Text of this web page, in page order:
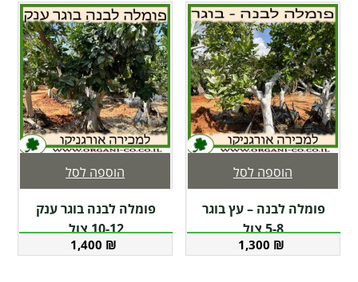
פומלה לבנה – עץ בוגר
5-8 צול
1,300 ₪
הוספה לסל
פומלה לבנה בוגר ענק
10-12 צול
1,400 ₪
הוספה לסל